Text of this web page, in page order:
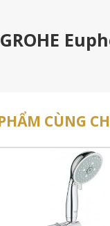
CÙNG